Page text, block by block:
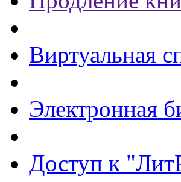
Виртуальная
Электронная
Доступ к